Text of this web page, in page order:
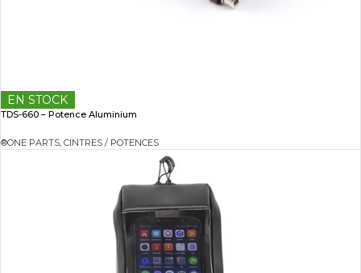
EN STOCK
TDS-660 – Potence Aluminium
®ONE PARTS, CINTRES / POTENCES